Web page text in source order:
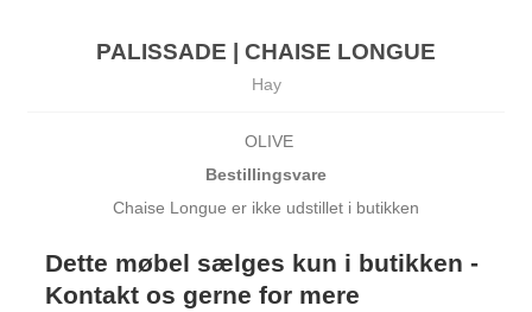
PALISSADE | CHAISE LONGUE
Hay
OLIVE
Bestillingsvare
Chaise Longue er ikke udstillet i butikken
Dette møbel sælges kun i butikken -
Kontakt os gerne for mere